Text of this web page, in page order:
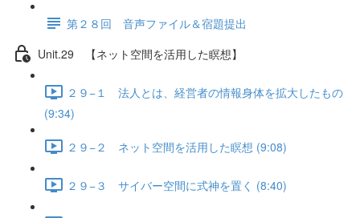
第２８回 音声ファイル＆宿題提出
Unit.29 【ネット空間を活用した瞑想】
２９−１ 法人とは、経営者の情報身体を拡大したもの
(9:34)
２９−２ ネット空間を活用した瞑想 (9:08)
２９−３ サイバー空間に式神を置く (8:40)